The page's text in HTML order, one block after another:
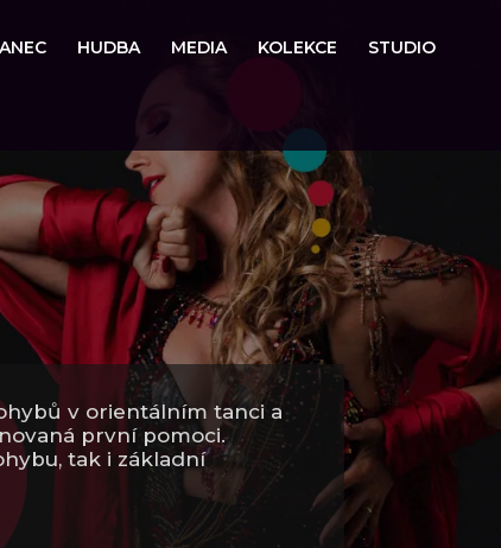
HUDBA MEDIA KOLEKCE STUDIO
v orientálním tanci a
první pomoci.
tak i základní